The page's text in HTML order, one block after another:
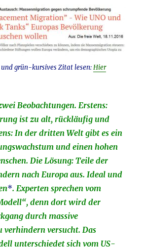
grün-kursives Zitat lesen:Hier
Beobachtungen. Erstens:
ist zu alt, rückläufig und
In der dritten Welt gibt es ein
und einen hohen
Die Lösung: Teile der
nach Europa aus. Ideal und
*. Experten sprechen vom
denn dort wird der
durch massive
verhindern versucht. Das
unterschiedet sich vom US-